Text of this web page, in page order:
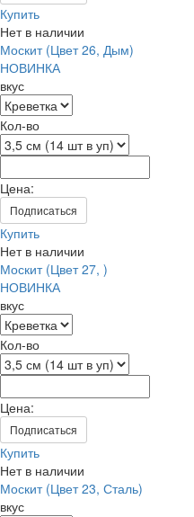
Купить
Нет в наличии
Москит (Цвет 26, Дым)
НОВИНКА
вкус
Кол-во
Цена:
Подписаться
Купить
Нет в наличии
Москит (Цвет 27, )
НОВИНКА
вкус
Кол-во
Цена:
Подписаться
Купить
Нет в наличии
Москит (Цвет 23, Сталь)
вкус